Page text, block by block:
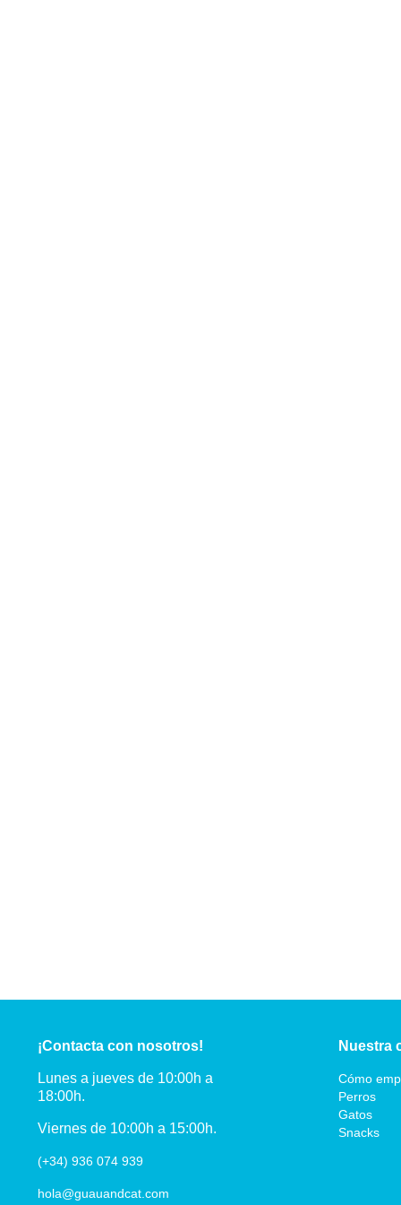
¡Contacta con nosotros!
Lunes a jueves de 10:00h a
18:00h.
Viernes de 10:00h a 15:00h.
(+34) 936 074 939
hola@guauandcat.com
Nuestra
Cómo
Perros
Gatos
Snacks